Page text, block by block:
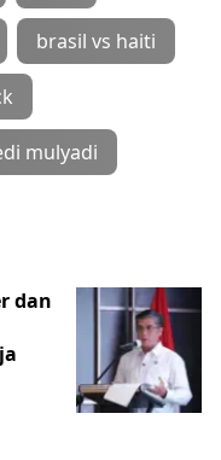
brasil vs haiti
mulyadi
dan